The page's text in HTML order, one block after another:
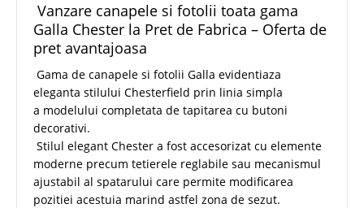
Vanzare canapele si fotolii toata gama
Galla Chester la Pret de Fabrica – Oferta de
pret avantajoasa
Gama de canapele si fotolii Galla evidentiaza
eleganta stilului Chesterfield prin linia simpla
a modelului completata de tapitarea cu butoni
decorativi.
Stilul elegant Chester a fost accesorizat cu elemente
moderne precum tetierele reglabile sau mecanismul
ajustabil al spatarului care permite modificarea
pozitiei acestuia marind astfel zona de sezut.